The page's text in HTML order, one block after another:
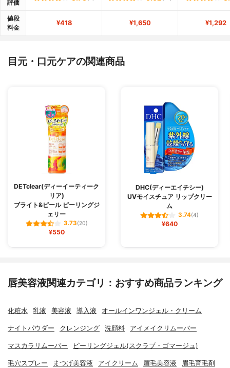
評価
値段
料金
¥418 ¥1,650 ¥1,292
目元・口元ケアの関連商品
DETclear(ディーイーティーク
リア)
ブライト&ピール ピーリングジ
ェリー
3.73(20)
¥550
DHC(ディーエイチシー)
UVモイスチュア リップクリー
ム
3.74(4)
¥640
唇美容液関連カテゴリ：おすすめ商品ランキング
化粧水 乳液 美容液 導入液 オールインワンジェル・クリーム
ナイトパウダー クレンジング 洗顔料 アイメイクリムーバー
マスカラリムーバー ピーリングジェル(スクラブ・ゴマージュ)
毛穴スプレー まつげ美容液 アイクリーム 眉毛美容液 眉毛育毛剤